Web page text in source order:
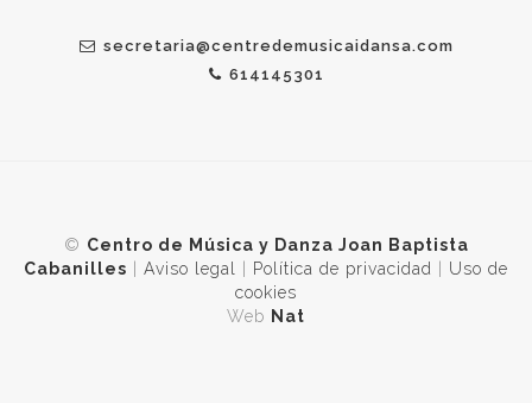
secretaria@centredemusicaidansa.com
614145301
© Centro de Música y Danza Joan Baptista
Cabanilles
Aviso legal Política de privacidad
Uso de
cookies
Web Nat